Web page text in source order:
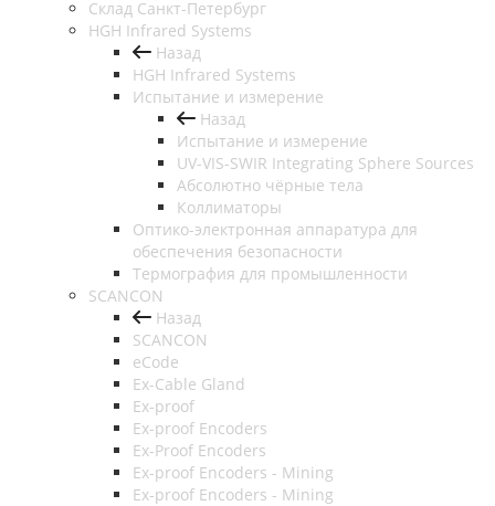
Cклад Санкт-Петербург
HGH Infrared Systems
Назад
HGH Infrared Systems
Испытание и измерение
Назад
Испытание и измерение
UV-VIS-SWIR Integrating Sphere Sources
Абсолютно чёрные тела
Коллиматоры
Оптико-электронная аппаратура для
обеспечения безопасности
Термография для промышленности
SCANCON
Назад
SCANCON
eCode
Ex-Cable Gland
Ex-proof
Ex-proof Encoders
Ex-Proof Encoders
Ex-proof Encoders - Mining
Ex-proof Encoders - Mining